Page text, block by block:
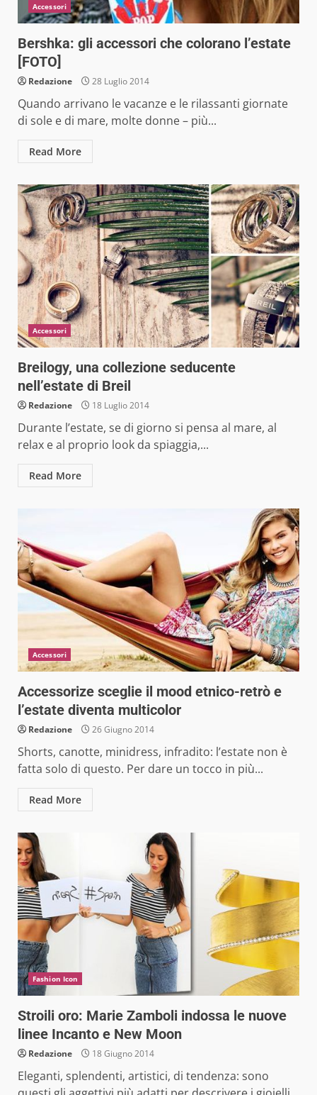
Accessori
Bershka: gli accessori che colorano l’estate
[FOTO]
Redazione 28 Luglio 2014
Quando arrivano le vacanze e le rilassanti giornate
di sole e di mare, molte donne – più...
Read More
Accessori
Breilogy, una collezione seducente
nell’estate di Breil
Redazione 18 Luglio 2014
Durante l’estate, se di giorno si pensa al mare, al
relax e al proprio look da spiaggia,...
Read More
Accessori
Accessorize sceglie il mood etnico-retrò e
l’estate diventa multicolor
Redazione 26 Giugno 2014
Shorts, canotte, minidress, infradito: l’estate non è
fatta solo di questo. Per dare un tocco in più...
Read More
Fashion Icon
Stroili oro: Marie Zamboli indossa le nuove
linee Incanto e New Moon
Redazione 18 Giugno 2014
Eleganti, splendenti, artistici, di tendenza: sono